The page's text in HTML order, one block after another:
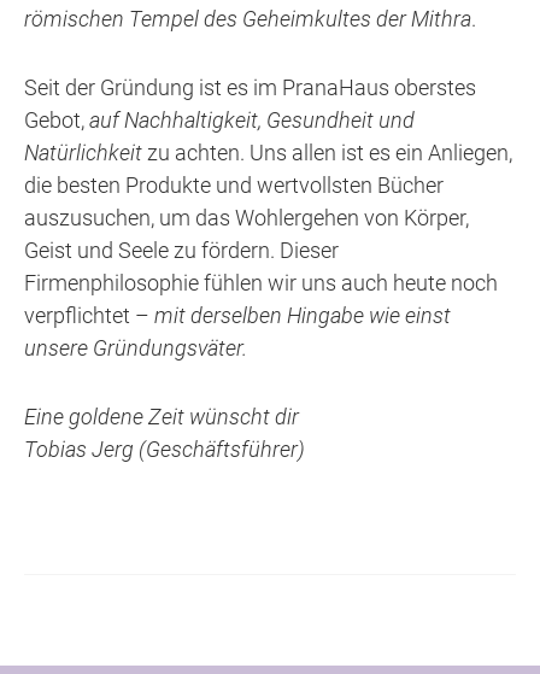
römischen Tempel des Geheimkultes der Mithra.
Seit der Gründung ist es im PranaHaus oberstes
Gebot,auf Nachhaltigkeit, Gesundheit und
Natürlichkeit zu achten. Uns allen ist es ein Anliegen,
die besten Produkte und wertvollsten Bücher
auszusuchen, um das Wohlergehen von Körper,
Geist und Seele zu fördern. Dieser
Firmenphilosophie fühlen wir uns auch heute noch
verpflichtet – mit derselben Hingabe wie einst
unsere Gründungsväter.
Eine goldene Zeit wünscht dir
Tobias Jerg (Geschäftsführer)